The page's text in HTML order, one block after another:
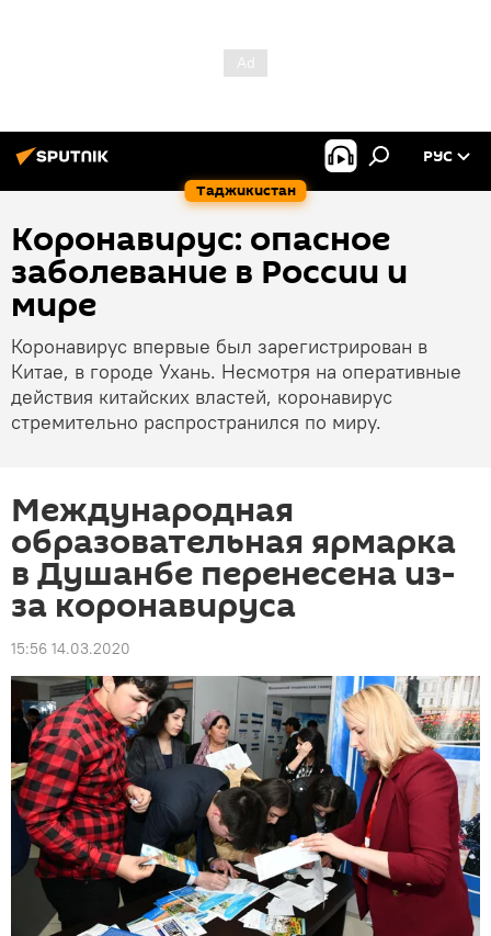
Таджикистан
РУС
Коронавирус: опасное
заболевание в России и
мире
Коронавирус впервые был зарегистрирован в
Китае, в городе Ухань. Несмотря на оперативные
действия китайских властей, коронавирус
стремительно распространился по миру.
Международная
образовательная ярмарка
в Душанбе перенесена из-
за коронавируса
15:56 14.03.2020